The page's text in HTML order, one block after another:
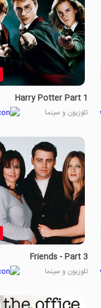
Harry Potter Part 1
تلوزیون و سینما
Friends - Part 3
تلوزیون و سینما